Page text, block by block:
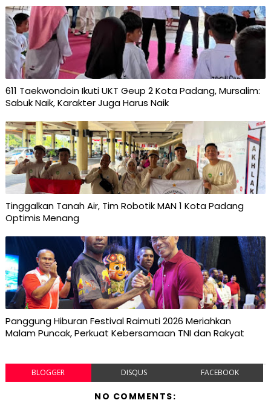
611 Taekwondoin Ikuti UKT Geup 2 Kota Padang, Mursalim:
Sabuk Naik, Karakter Juga Harus Naik
Tinggalkan Tanah Air, Tim Robotik MAN 1 Kota Padang
Optimis Menang
Panggung Hiburan Festival Raimuti 2026 Meriahkan
Malam Puncak, Perkuat Kebersamaan TNI dan Rakyat
BLOGGER DISQUS FACEBOOK
NO COMMENTS: